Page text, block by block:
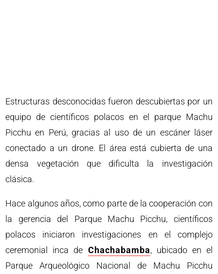
Estructuras desconocidas fueron descubiertas por un
equipo de científicos polacos en el parque Machu
Picchu en Perú, gracias al uso de un escáner láser
conectado a un drone. El área está cubierta de una
densa vegetación que dificulta la investigación
clásica.
Hace algunos años, como parte de la cooperación con
la gerencia del Parque Machu Picchu, científicos
polacos iniciaron investigaciones en el complejo
ceremonial inca de Chachabamba, ubicado en el
Parque Arqueológico Nacional de Machu Picchu